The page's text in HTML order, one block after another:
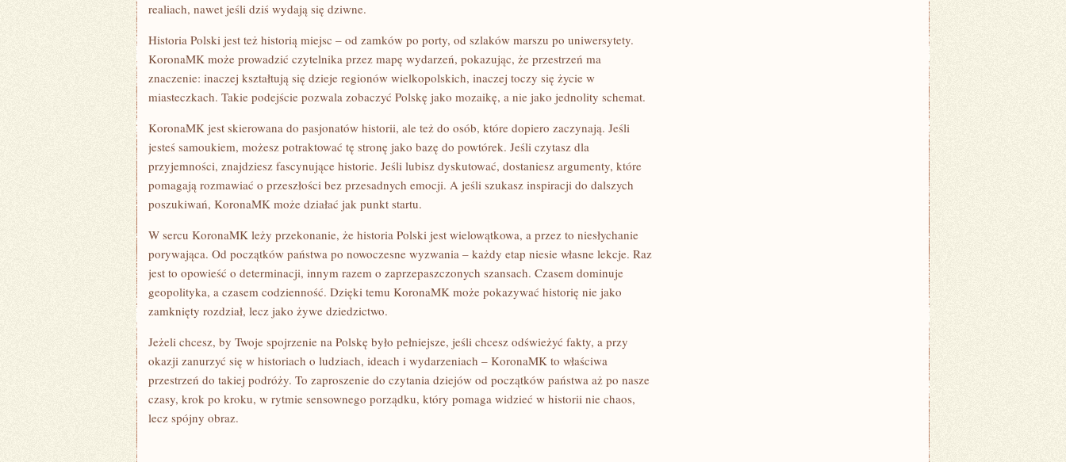
realiach, nawet jeśli dziś wydają się dziwne.
Historia Polski jest też historią miejsc – od zamków po porty, od szlaków marszu po uniwersytety.
KoronaMK może prowadzić czytelnika przez mapę wydarzeń, pokazując, że przestrzeń ma
znaczenie: inaczej kształtują się dzieje regionów wielkopolskich, inaczej toczy się życie w
miasteczkach. Takie podejście pozwala zobaczyć Polskę jako mozaikę, a nie jako jednolity schemat.
KoronaMK jest skierowana do pasjonatów historii, ale też do osób, które dopiero zaczynają. Jeśli
jesteś samoukiem, możesz potraktować tę stronę jako bazę do powtórek. Jeśli czytasz dla
przyjemności, znajdziesz fascynujące historie. Jeśli lubisz dyskutować, dostaniesz argumenty, które
pomagają rozmawiać o przeszłości bez przesadnych emocji. A jeśli szukasz inspiracji do dalszych
poszukiwań, KoronaMK może działać jak punkt startu.
W sercu KoronaMK leży przekonanie, że historia Polski jest wielowątkowa, a przez to niesłychanie
porywająca. Od początków państwa po nowoczesne wyzwania – każdy etap niesie własne lekcje. Raz
jest to opowieść o determinacji, innym razem o zaprzepaszczonych szansach. Czasem dominuje
geopolityka, a czasem codzienność. Dzięki temu KoronaMK może pokazywać historię nie jako
zamknięty rozdział, lecz jako żywe dziedzictwo.
Jeżeli chcesz, by Twoje spojrzenie na Polskę było pełniejsze, jeśli chcesz odświeżyć fakty, a przy
okazji zanurzyć się w historiach o ludziach, ideach i wydarzeniach – KoronaMK to właściwa
przestrzeń do takiej podróży. To zaproszenie do czytania dziejów od początków państwa aż po nasze
czasy, krok po kroku, w rytmie sensownego porządku, który pomaga widzieć w historii nie chaos,
lecz spójny obraz.